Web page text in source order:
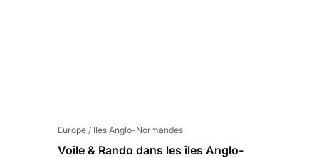
Europe / Iles Anglo-Normandes
Voile & Rando dans les îles Anglo-